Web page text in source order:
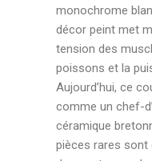
monochrome
décor peint met
tension des
poissons et la
Aujourd’hui, ce
comme un chef-
céramique
pièces rares sont